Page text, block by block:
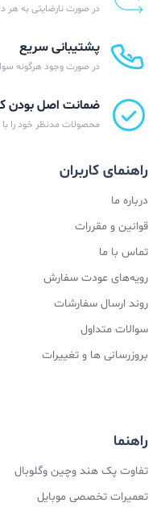
در صورت نارضایتی به هر
پشتیبانی سریع
در صورت وجود هرگونه
ضمانت اصل بودن
محصولات مدنظر خود را
راهنمای کاربران
درباره ما
قوانین و مقررات
تماس با ما
رویه‌های عودت سفارش
روند ارسال سفارشات
سوالات متداول
بروزرسانی ها و تغییرات
راهنما
تفاوت پک هند وچین وگلوبال
تعمیرات تخصصی موبایل